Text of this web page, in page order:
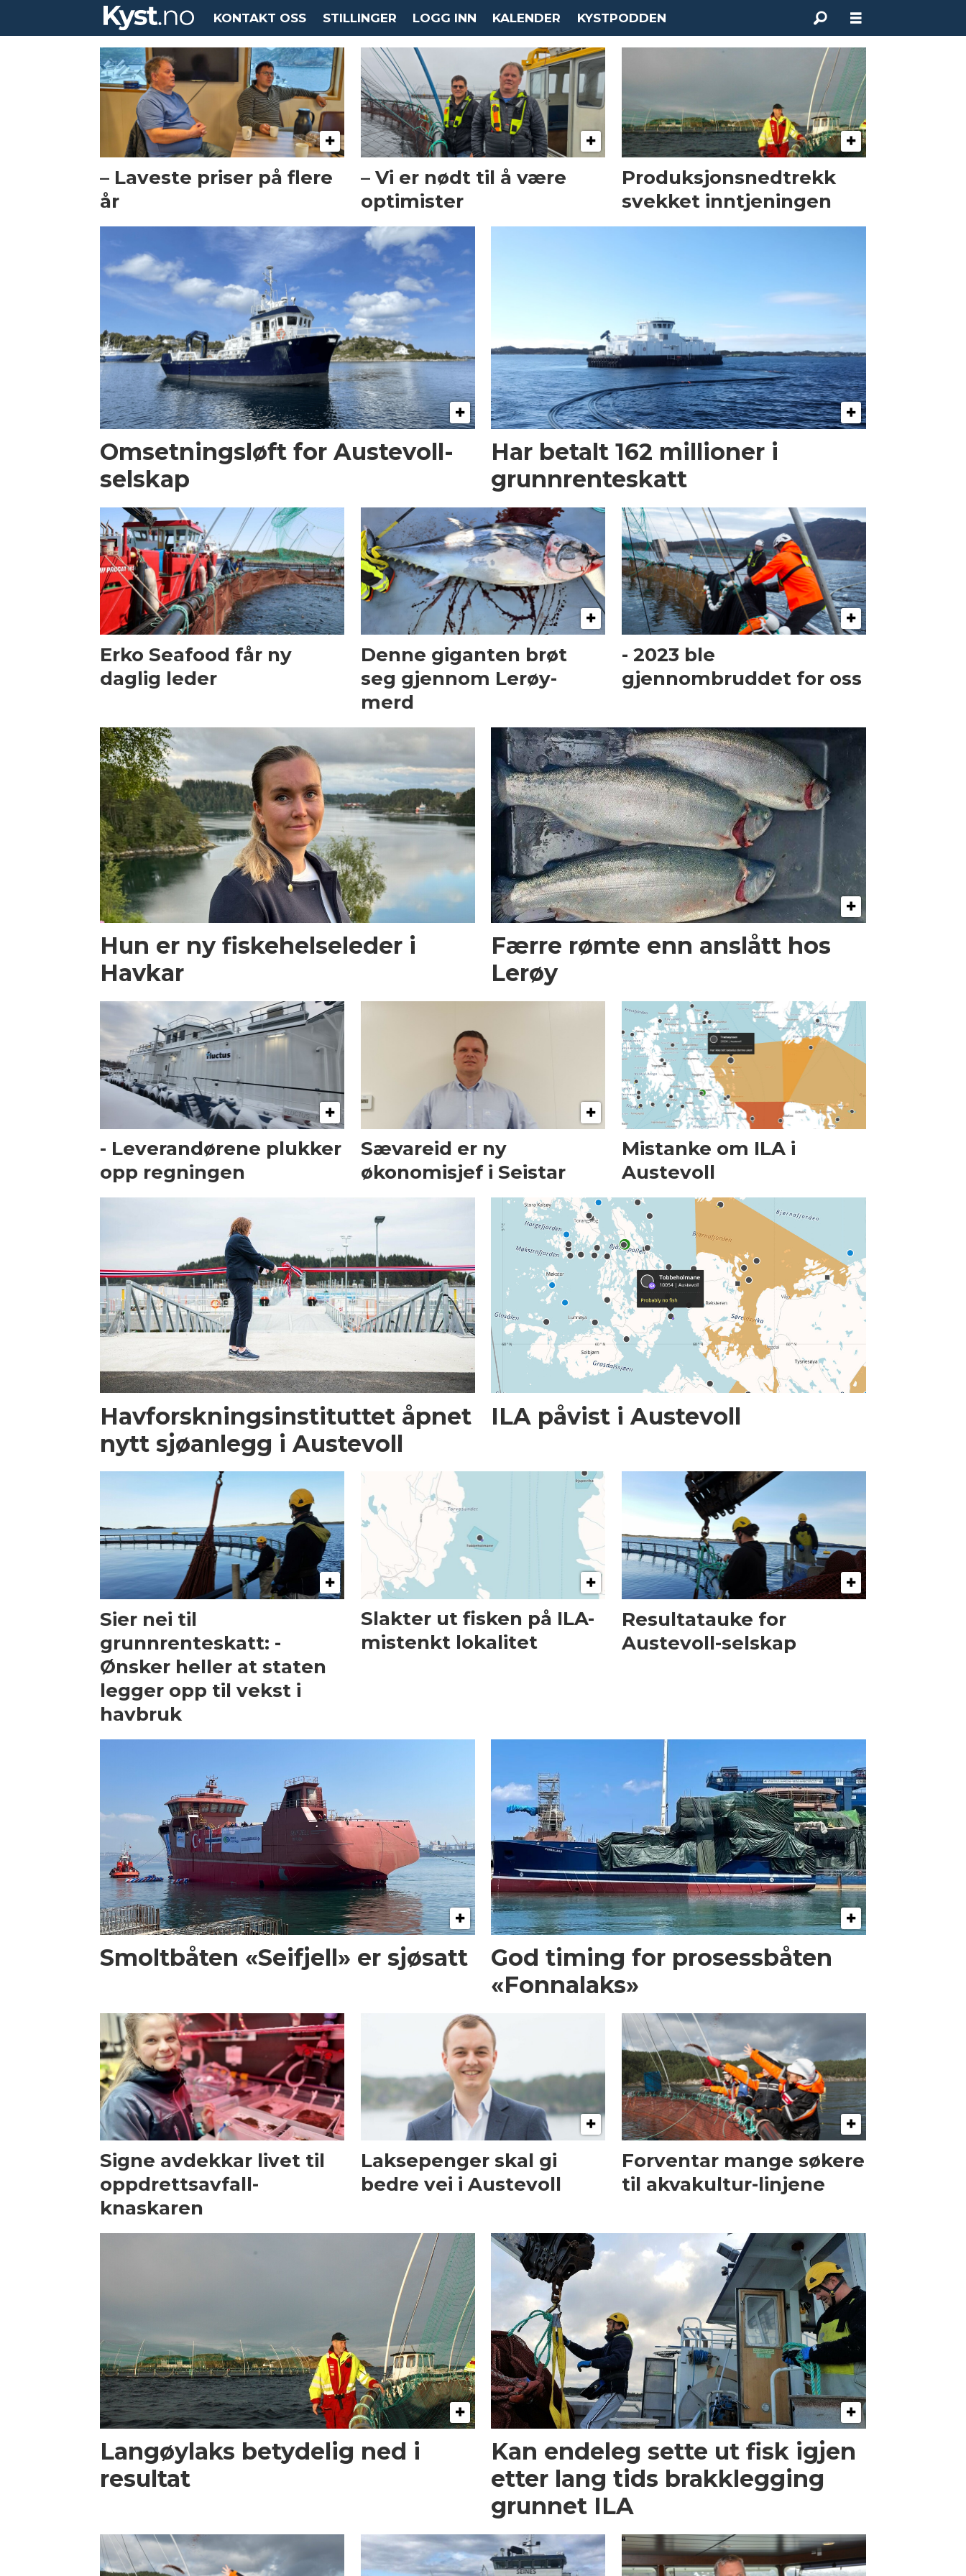
KONTAKT OSS STILLINGER LOGG INN KALENDER KYSTPODDEN
austevoll
– Laveste priser på flere
år
– Vi er nødt til å være
optimister
Produksjonsnedtrekk
svekket inntjeningen
Omsetningsløft for Austevoll-
selskap
Har betalt 162 millioner i
grunnrenteskatt
Erko Seafood får ny
daglig leder
Denne giganten brøt
seg gjennom Lerøy-
merd
- 2023 ble
gjennombruddet for oss
Hun er ny fiskehelseleder i
Havkar
Færre rømte enn anslått hos
Lerøy
- Leverandørene plukker
opp regningen
Sævareid er ny
økonomisjef i Seistar
Mistanke om ILA i
Austevoll
Havforskningsinstituttet åpnet
nytt sjøanlegg i Austevoll
ILA påvist i Austevoll
Sier nei til
grunnrenteskatt: -
Ønsker heller at staten
legger opp til vekst i
havbruk
Slakter ut fisken på ILA-
mistenkt lokalitet
Resultatauke for
Austevoll-selskap
Smoltbåten «Seifjell» er sjøsatt
God timing for prosessbåten
«Fonnalaks»
Signe avdekkar livet til
oppdrettsavfall-
knaskaren
Laksepenger skal gi
bedre vei i Austevoll
Forventar mange søkere
til akvakultur-linjene
Langøylaks betydelig ned i
resultat
Kan endeleg sette ut fisk igjen
etter lang tids brakklegging
grunnet ILA